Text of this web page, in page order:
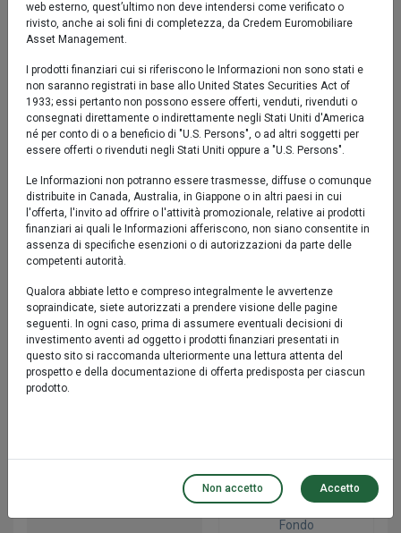
Fondo
2024 2026
Performance al 03/08/2026
YTD 21,35%
1 mese -7,43%
3 mesi
Fondo
web esterno, quest’ultimo non deve intendersi come verificato o
rivisto, anche ai soli fini di completezza, da Credem Euromobiliare
Asset Management.
I prodotti finanziari cui si riferiscono le Informazioni non sono stati e
non saranno registrati in base allo United States Securities Act of
1933; essi pertanto non possono essere offerti, venduti, rivenduti o
consegnati direttamente o indirettamente negli Stati Uniti d'America
né per conto di o a beneficio di "U.S. Persons", o ad altri soggetti per
essere offerti o rivenduti negli Stati Uniti oppure a "U.S. Persons".
Le Informazioni non potranno essere trasmesse, diffuse o comunque
distribuite in Canada, Australia, in Giappone o in altri paesi in cui
l'offerta, l'invito ad offrire o l'attività promozionale, relative ai prodotti
finanziari ai quali le Informazioni afferiscono, non siano consentite in
assenza di specifiche esenzioni o di autorizzazioni da parte delle
competenti autorità.
Qualora abbiate letto e compreso integralmente le avvertenze
sopraindicate, siete autorizzati a prendere visione delle pagine
seguenti. In ogni caso, prima di assumere eventuali decisioni di
investimento aventi ad oggetto i prodotti finanziari presentati in
questo sito si raccomanda ulteriormente una lettura attenta del
prospetto e della documentazione di offerta predisposta per ciascun
prodotto.
Non accetto Accetto